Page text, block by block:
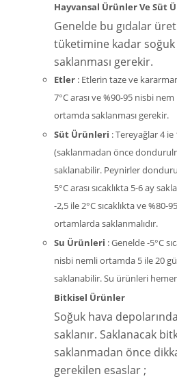
Hayvansal Ürünler Ve Süt
Genelde bu gıdalar
tüketimine kadar
saklanması gerekir.
Etler : Etlerin taze ve
7°C arası ve %90-95 nisbi
ortamda saklanması gerekir.
Süt Ürünleri : Tereyağlar 4 ie
(saklanmadan önce
saklanabilir. Peynirler
5°C arası sıcaklıkta 5-6 ay
-2,5 ile 2°C sıcaklıkta ve %80-
ortamlarda saklanmalıdır.
Su Ürünleri : Genelde -5°C
nisbi nemli ortamda 5 ile 20
saklanabilir. Su ürünleri
Bitkisel Ürünler
Soğuk hava
saklanır. Saklanacak
saklanmadan önce
gerekilen esaslar ;